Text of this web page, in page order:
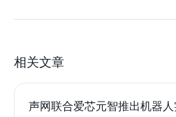
相关文章
声网联合爱芯元智推出机器